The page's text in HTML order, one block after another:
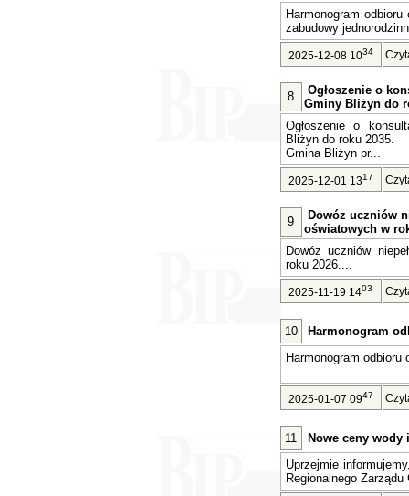
Harmonogram
zabudowy
2025-12-08 1034
8
Ogłoszenie o
Gminy Bliżyn do
Ogłoszenie o
Bliżyn do roku 2035.
Gmina Bliżyn pr...
2025-12-01 1317
9
Dowóz uczniów
oświatowych w
Dowóz uczniów
roku 2026....
2025-11-19 1403
10
Harmonogram
Harmonogram odbioru
...
2025-01-07 0947
11
Nowe ceny wody
Uprzejmie
Regionalnego